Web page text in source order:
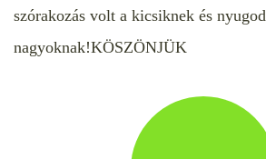
szórakozás volt a kicsiknek és
nagyoknak!KÖSZÖNJÜK